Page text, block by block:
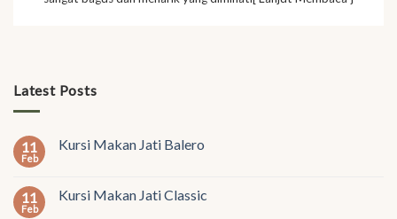
Latest Posts
11
Feb
Kursi Makan Jati Balero
11
Feb
Kursi Makan Jati Classic